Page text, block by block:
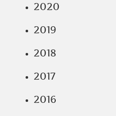
2020
2019
2018
2017
2016